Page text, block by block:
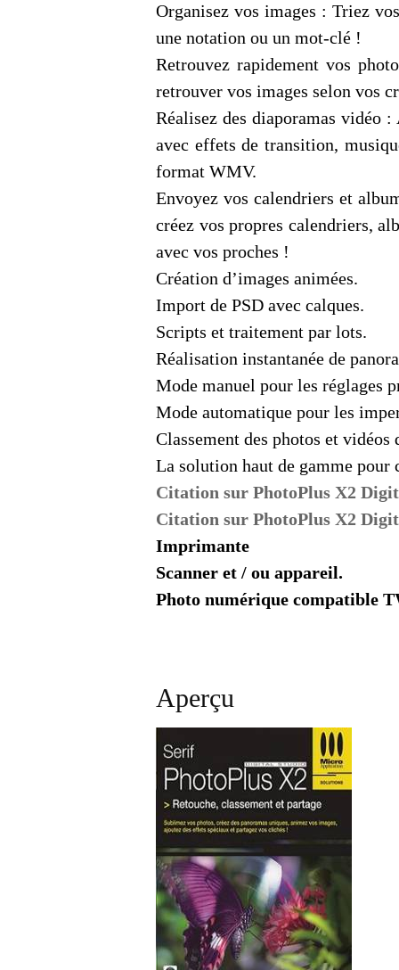
Organisez vos images : Triez
une notation ou un mot-clé !
Retrouvez rapidement vos
retrouver vos images selon vos
Réalisez des diaporamas vidéo
avec effets de transition,
format WMV.
Envoyez vos calendriers et
créez vos propres calendriers,
avec vos proches !
Création d’images animées.
Import de PSD avec calques.
Scripts et traitement par lots.
Réalisation instantanée de
Mode manuel pour les réglages
Mode automatique pour les
Classement des photos et
La solution haut de gamme pour
Citation sur PhotoPlus X2
Citation sur PhotoPlus X2
Imprimante
Scanner et / ou appareil.
Photo numérique compatible
Aperçu